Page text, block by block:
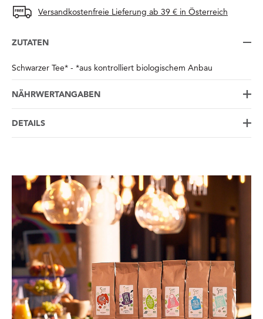
Versandkostenfreie Lieferung ab 39 € in Österreich
ZUTATEN
Schwarzer Tee* - *aus kontrolliert biologischem Anbau
NÄHRWERTANGABEN
DETAILS